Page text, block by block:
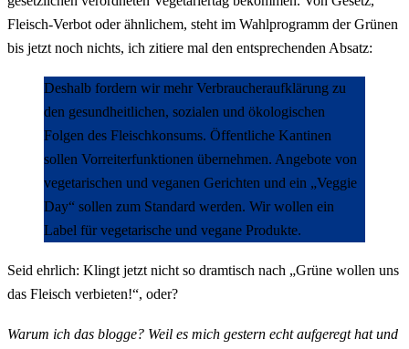
Fleisch-Verbot oder ähnlichem, steht im Wahlprogramm der Grünen
bis jetzt noch nichts, ich zitiere mal den entsprechenden Absatz:
Deshalb fordern wir mehr Verbraucheraufklärung zu
den gesundheitlichen, sozialen und ökologischen
Folgen des Fleischkonsums. Öffentliche Kantinen
sollen Vorreiterfunktionen übernehmen. Angebote von
vegetarischen und veganen Gerichten und ein „Veggie
Day“ sollen zum Standard werden. Wir wollen ein
Label für vegetarische und vegane Produkte.
Seid ehrlich: Klingt jetzt nicht so dramtisch nach „Grüne wollen uns
das Fleisch verbieten!“, oder?
Warum ich das blogge? Weil es mich gestern echt aufgeregt hat und